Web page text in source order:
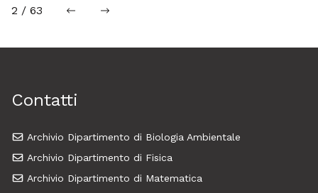
2 / 63 precedentesuccessiva
Contatti
Archivio Dipartimento di Biologia Ambientale
Archivio Dipartimento di Fisica
Archivio Dipartimento di Matematica